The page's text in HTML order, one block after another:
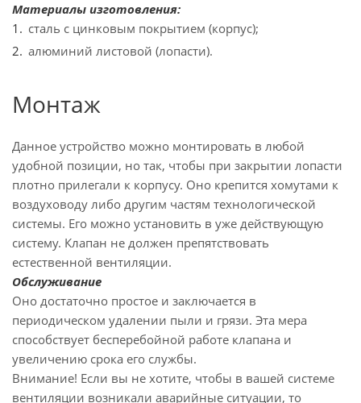
Материалы изготовления:
сталь с цинковым покрытием (корпус);
алюминий листовой (лопасти).
Монтаж
Данное устройство можно монтировать в любой
удобной позиции, но так, чтобы при закрытии лопасти
плотно прилегали к корпусу. Оно крепится хомутами к
воздуховоду либо другим частям технологической
системы. Его можно установить в уже действующую
систему. Клапан не должен препятствовать
естественной вентиляции.
Обслуживание
Оно достаточно простое и заключается в
периодическом удалении пыли и грязи. Эта мера
способствует бесперебойной работе клапана и
увеличению срока его службы.
Внимание! Если вы не хотите, чтобы в вашей системе
вентиляции возникали аварийные ситуации, то